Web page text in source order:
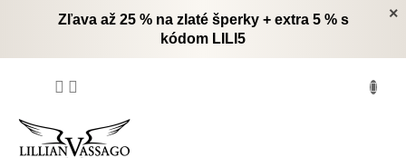
×
Zľava až 25 % na zlaté šperky + extra 5 % s
kódom LILI5